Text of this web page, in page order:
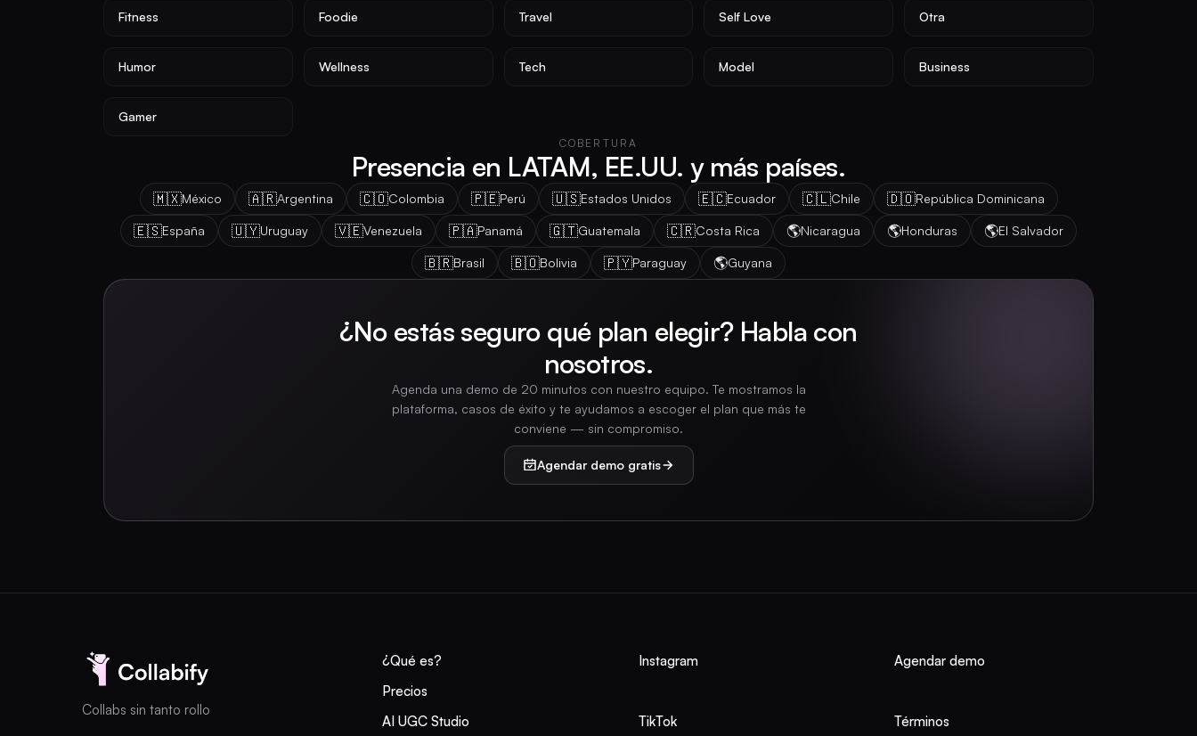
Fitness Foodie Travel Self Love Otra
Humor Wellness Tech Model Business
Gamer
COBERTURA
Presencia en LATAM, EE.UU. y más países.
🇲🇽México 🇦🇷Argentina 🇨🇴Colombia 🇵🇪Perú 🇺🇸Estados Unidos 🇪🇨Ecuador 🇨🇱Chile 🇩🇴República Dominicana
🇪🇸España 🇺🇾Uruguay 🇻🇪Venezuela 🇵🇦Panamá 🇬🇹Guatemala 🇨🇷Costa Rica 🌎Nicaragua 🌎Honduras 🌎El Salvador
🇧🇷Brasil 🇧🇴Bolivia 🇵🇾Paraguay 🌎Guyana
¿No estás seguro qué plan elegir? Habla con
nosotros.
Agenda una demo de 20 minutos con nuestro equipo. Te mostramos la
plataforma, casos de éxito y te ayudamos a escoger el plan que más te
conviene — sin compromiso.
Agendar demo gratis
Collabs sin tanto rollo
¿Qué es?
Precios
AI UGC Studio
Instagram
TikTok
Agendar demo
Términos